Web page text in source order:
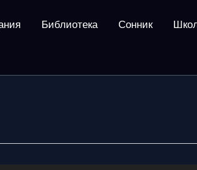
Библиотека Сонник